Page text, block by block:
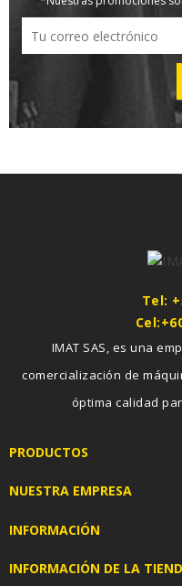
Tel:
IMAT SAS, es una
comercialización de
óptima calidad
PRODUCTOS
NUESTRA EMPRESA
INFORMACIÓN
INFORMACIÓN DE LA